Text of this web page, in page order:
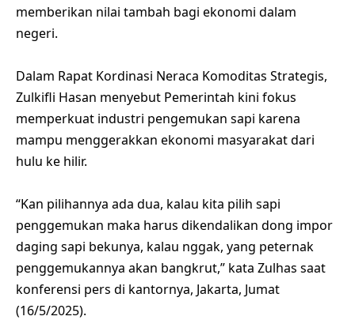
memberikan nilai tambah bagi ekonomi dalam
negeri.
Dalam Rapat Kordinasi Neraca Komoditas Strategis,
Zulkifli Hasan menyebut Pemerintah kini fokus
memperkuat industri pengemukan sapi karena
mampu menggerakkan ekonomi masyarakat dari
hulu ke hilir.
“Kan pilihannya ada dua, kalau kita pilih sapi
penggemukan maka harus dikendalikan dong impor
daging sapi bekunya, kalau nggak, yang peternak
penggemukannya akan bangkrut,” kata Zulhas saat
konferensi pers di kantornya, Jakarta, Jumat
(16/5/2025).